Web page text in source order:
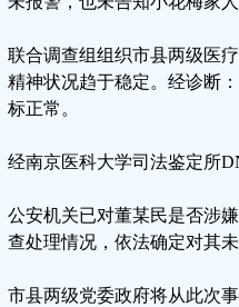
联合调查组组织市县两级医
精神状况趋于稳定。经诊断
标正常。
经南京医科大学司法鉴定所
公安机关已对董某民是否涉
查处理情况，依法确定对其
市县两级党委政府将从此次